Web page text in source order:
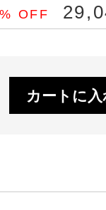
OFF
カートに